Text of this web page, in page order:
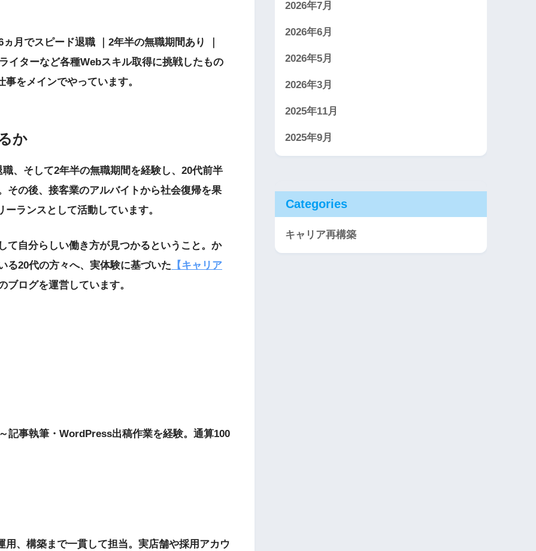
月でスピード退職 ｜2年半の無職期間あり ｜
ターなど各種Webスキル取得に挑戦したもの
をメインでやっています。
か
、そして2年半の無職期間を経験し、20代前半
その後、接客業のアルバイトから社会復帰を果
ランスとして活動しています。
て自分らしい働き方が見つかるということ。か
る20代の方々へ、実体験に基づいた 【キャリア
ログを運営しています。
記事執筆・WordPress出稿作業を経験。通算100
、構築まで一貫して担当。実店舗や採用アカウ
2026年7月
2026年6月
2026年5月
2026年3月
2025年11月
2025年9月
Categories
キャリア再構築